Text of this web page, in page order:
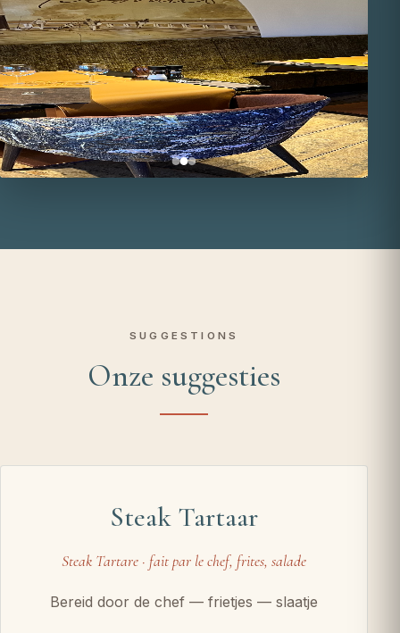
SUGGESTIONS
Onze suggesties
Steak Tartaar
Steak Tartare · fait par le chef, frites, salade
Bereid door de chef — frietjes — slaatje